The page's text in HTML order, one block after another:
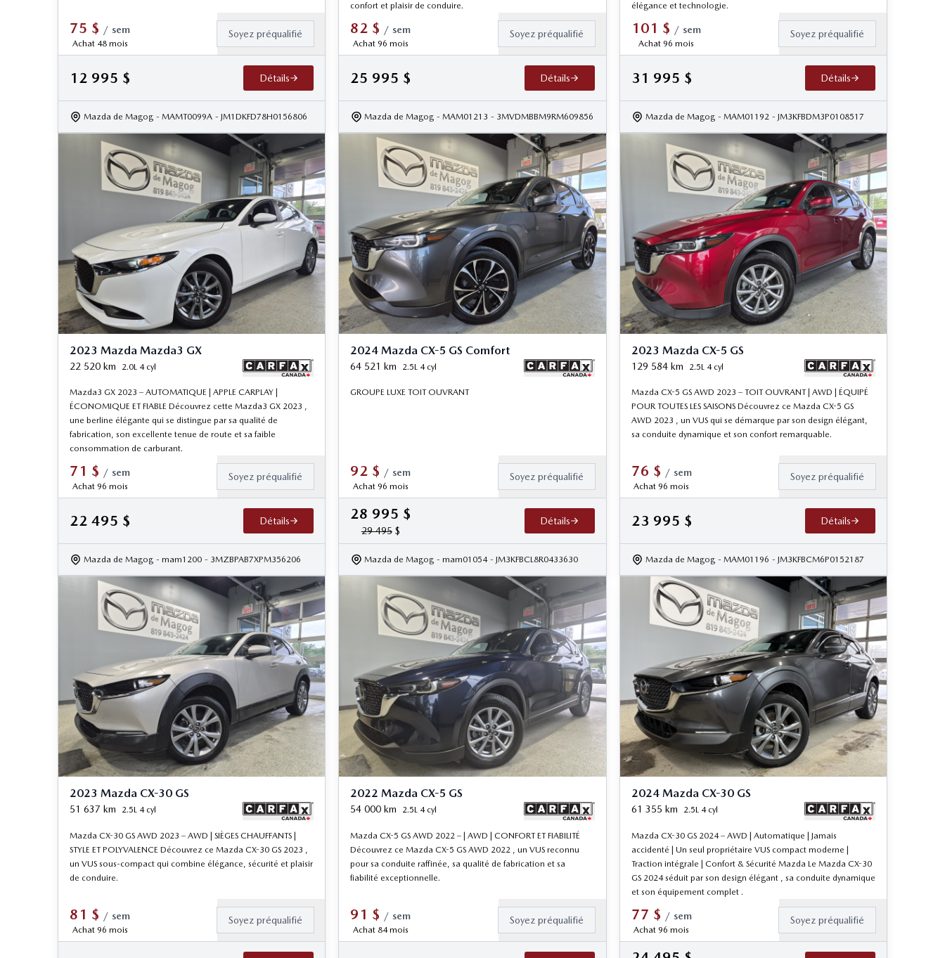
75 $ / sem
Achat 48 mois
Soyez préqualifié
12 995 $ Détails
Mazda de Magog - MAMT0099A - JM1DKFD78H0156806
confort et plaisir de conduire.
82 $ / sem
Achat 96 mois
Soyez préqualifié
25 995 $ Détails
Mazda de Magog - MAM01213 - 3MVDMBBM9RM609856
élégance et technologie.
101 $ / sem
Achat 96 mois
Soyez préqualifié
31 995 $ Détails
Mazda de Magog - MAM01192 - JM3KFBDM3P0108517
2023 Mazda Mazda3 GX
22 520 km 2.0L 4 cyl
Mazda3 GX 2023 – AUTOMATIQUE | APPLE CARPLAY |
ÉCONOMIQUE ET FIABLE Découvrez cette Mazda3 GX 2023 ,
une berline élégante qui se distingue par sa qualité de
fabrication, son excellente tenue de route et sa faible
consommation de carburant.
71 $ / sem
Achat 96 mois
Soyez préqualifié
22 495 $ Détails
Mazda de Magog - mam1200 - 3MZBPAB7XPM356206
2024 Mazda CX-5 GS Comfort
64 521 km 2.5L 4 cyl
GROUPE LUXE TOIT OUVRANT
92 $ / sem
Achat 96 mois
Soyez préqualifié
28 995 $
29 495$
Détails
Mazda de Magog - mam01054 - JM3KFBCL8R0433630
2023 Mazda CX-5 GS
129 584km 2.5L 4 cyl
Mazda CX-5 GS AWD 2023 – TOIT OUVRANT | AWD | ÉQUIPÉ
POUR TOUTES LES SAISONS Découvrez ce Mazda CX-5 GS
AWD 2023 , un VUS qui se démarque par son design élégant,
sa conduite dynamique et son confort remarquable.
76 $ / sem
Achat 96 mois
Soyez préqualifié
23 995 $ Détails
Mazda de Magog - MAM01196 - JM3KFBCM6P0152187
2023 Mazda CX-30 GS
51 637 km 2.5L 4 cyl
Mazda CX-30 GS AWD 2023 – AWD | SIÈGES CHAUFFANTS |
STYLE ET POLYVALENCE Découvrez ce Mazda CX-30 GS 2023 ,
un VUS sous-compact qui combine élégance, sécurité et plaisir
de conduire.
81 $ / sem
Achat 96 mois
Soyez préqualifié
2022 Mazda CX-5 GS
54 000 km 2.5L 4 cyl
Mazda CX-5 GS AWD 2022 – | AWD | CONFORT ET FIABILITÉ
Découvrez ce Mazda CX-5 GS AWD 2022 , un VUS reconnu
pour sa conduite raffinée, sa qualité de fabrication et sa
fiabilité exceptionnelle.
91 $ / sem
Achat 84 mois
Soyez préqualifié
2024 Mazda CX-30 GS
61 355 km 2.5L 4 cyl
Mazda CX-30 GS 2024 – AWD | Automatique | Jamais
accidenté | Un seul propriétaire VUS compact moderne |
Traction intégrale | Confort & Sécurité Mazda Le Mazda CX-30
GS 2024 séduit par son design élégant , sa conduite dynamique
et son équipement complet .
77 $ / sem
Achat 96 mois
Soyez préqualifié